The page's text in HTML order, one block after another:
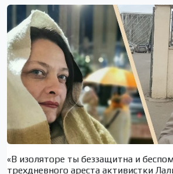
«В изоляторе ты беззащитна и
трехдневного ареста активистки